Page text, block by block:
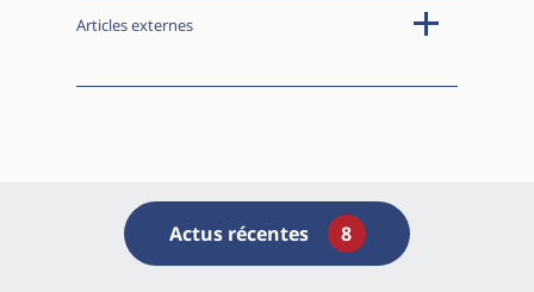
Articles externes
Actus récentes 8